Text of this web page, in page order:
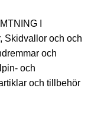
I
, Skidvallor och och
och
och
och tillbehör